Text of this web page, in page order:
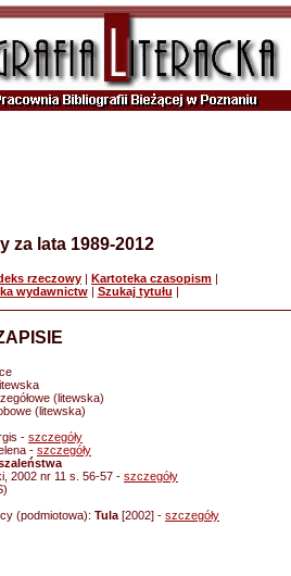
za lata 1989-2012
rzeczowy | Kartoteka czasopism |
wydawnictw| Szukaj tytułu |
(litewska)
(litewska)
- szczegóły
- szczegóły
2002 nr 11 s. 56-57 - szczegóły
(podmiotowa): Tula [2002] - szczegóły